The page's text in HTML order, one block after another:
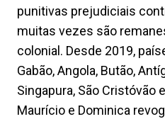
punitivas prejudiciais
muitas vezes são
colonial. Desde 2019,
Gabão, Angola, Butão,
Singapura, São Cristóvão
Maurício e Dominica